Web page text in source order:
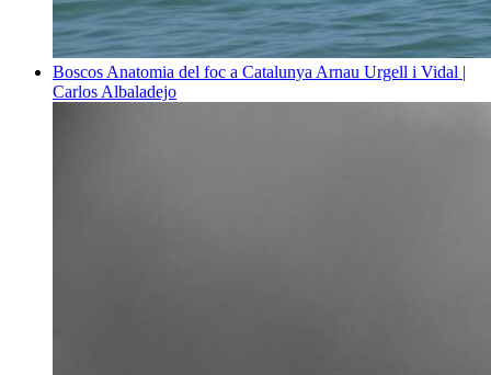
Boscos Anatomia del foc a Catalunya Arnau Urgell i Vidal |
Carlos Albaladejo